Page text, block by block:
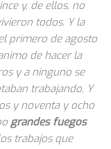
y, de ellos, no
todos. Y la
primero de agosto
de hacer la
y a ninguno se
trabajando. Y
y noventa y ocho
grandes fuegos
trabajos que